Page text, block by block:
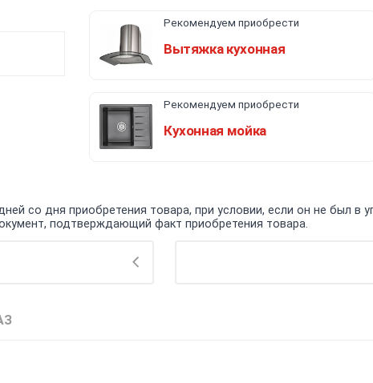
Рекомендуем приобрести
Вытяжка кухонная
Рекомендуем приобрести
Кухонная мойка
со дня приобретения товара, при условии, если он не был в
подтверждающий факт приобретения товара.